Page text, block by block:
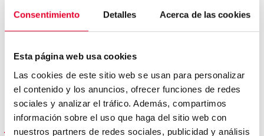
Consentimiento Detalles Acerca de las cookies
Esta página web usa cookies
Las cookies de este sitio web se usan para personalizar
el contenido y los anuncios, ofrecer funciones de redes
sociales y analizar el tráfico. Además, compartimos
información sobre el uso que haga del sitio web con
nuestros partners de redes sociales, publicidad y análisis
CONNECTIVITÉ
Disponible
Gris